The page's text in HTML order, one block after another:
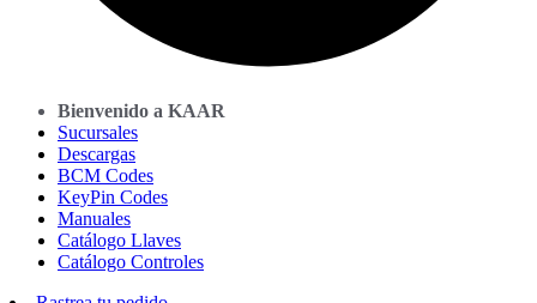
Bienvenido a KAAR
Sucursales
Descargas
BCM Codes
KeyPin Codes
Manuales
Catálogo Llaves
Catálogo Controles